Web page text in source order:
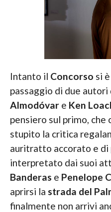
Intanto il Concorso si
passaggio di due autori
Almodóvare Ken
pensiero sul primo, che
stupito la critica
auritratto accorato e di
interpretato dai suoi
Banderas e Penelope
aprirsi la strada del
finalmente non arrivi